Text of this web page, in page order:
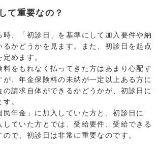
て重要なの？
時、「初診日」を基準にして加入要件や納
かどうかを見ます。また、初診日を起点
めます。
料をもれなく払ってきた方はあまり心配す
が、年金保険料の未納が一定以上ある方に
請求自体ができるかどうかが、初診日に
。
民年金」に加入していた方と、初診日に
していた方とでは、受給要件、受給できる
で、初診日は非常に重要なのです。